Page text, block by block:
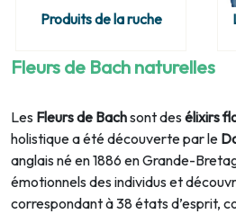
Fleurs de Bach naturelles
Les Fleurs de Bachsont des élixirs
holistique a été découverte par le
anglais né en 1886 en Grande-
émotionnels des individus et
correspondant à 38 états d’esprit,
Produits de la ruche